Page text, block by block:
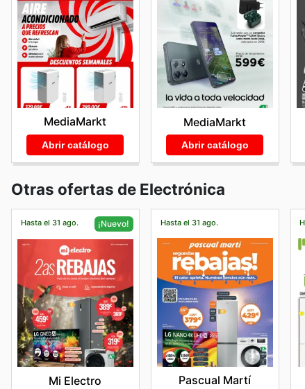
MediaMarkt
Abrir catálogo
MediaMarkt
Abrir catálogo
Otras ofertas de Electrónica
Hasta el 31 ago. ¡Nuevo!
Mi Electro
Hasta el 31 ago.
Pascual Martí